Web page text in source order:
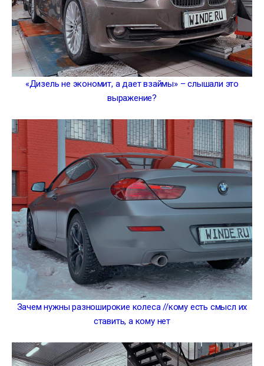
«Дизель не экономит, а дает взаймы» – слышали это
выражение?
Зачем нужны разноширокие колеса //кому есть смысл их
ставить, а кому нет